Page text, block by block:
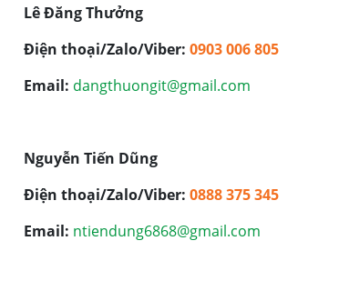
Lê Đăng Thưởng
Điện thoại/Zalo/Viber: 0903 006 805
Email: dangthuongit@gmail.com
Nguyễn Tiến Dũng
Điện thoại/Zalo/Viber: 0888 375 345
Email: ntiendung6868@gmail.com